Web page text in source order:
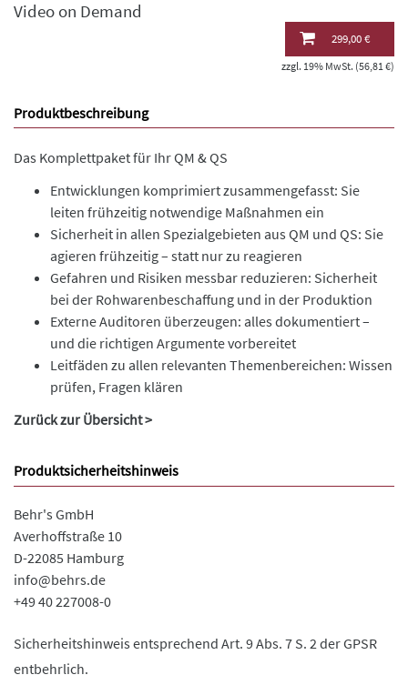
Video on Demand
299,00 €
zzgl. 19% MwSt. (56,81 €)
Produktbeschreibung
Das Komplettpaket für Ihr QM & QS
Entwicklungen komprimiert zusammengefasst: Sie
leiten frühzeitig notwendige Maßnahmen ein
Sicherheit in allen Spezialgebieten aus QM und QS: Sie
agieren frühzeitig – statt nur zu reagieren
Gefahren und Risiken messbar reduzieren: Sicherheit
bei der Rohwarenbeschaffung und in der Produktion
Externe Auditoren überzeugen: alles dokumentiert –
und die richtigen Argumente vorbereitet
Leitfäden zu allen relevanten Themenbereichen: Wissen
prüfen, Fragen klären
Zurück zur Übersicht >
Produktsicherheitshinweis
Behr's GmbH
Averhoffstraße 10
D-22085 Hamburg
info@behrs.de
+49 40 227008-0
Sicherheitshinweis entsprechend Art. 9 Abs. 7 S. 2 der GPSR
entbehrlich.